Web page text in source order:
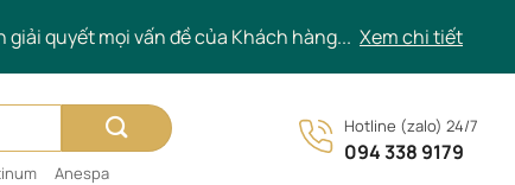
quyết mọi vấn đề của Khách hàng... Xem chi tiết
Anespa
Hotline (zalo) 24/7
094 338 9179